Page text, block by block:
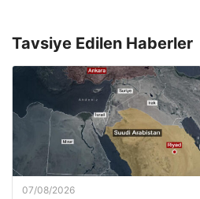
Tavsiye Edilen Haberler
07/08/2026